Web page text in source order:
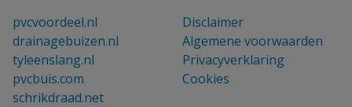
pvcvoordeel.nl
drainagebuizen.nl
tyleenslang.nl
pvcbuis.com
schrikdraad.net
Disclaimer
Algemene voorwaarden
Privacyverklaring
Cookies